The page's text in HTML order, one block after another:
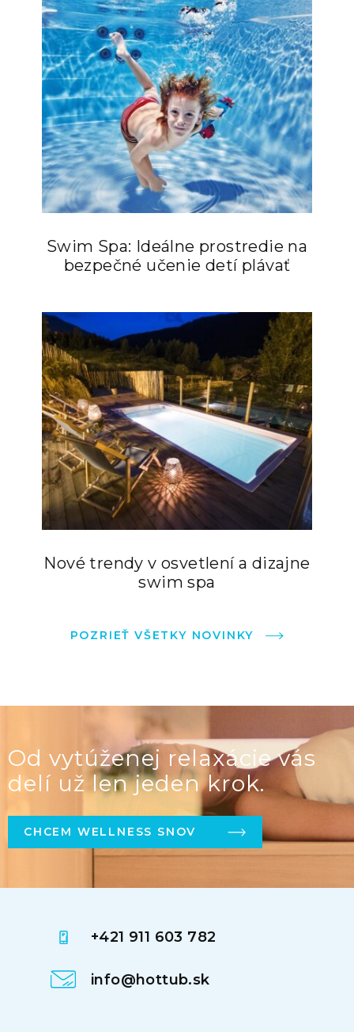
Swim Spa: Ideálne prostredie na
bezpečné učenie detí plávať
Nové trendy v osvetlení a dizajne
swim spa
POZRIEŤ VŠETKY NOVINKY
Od vytúženej relaxácie vás
delí už len jeden krok.
CHCEM WELLNESS SNOV
+421 911 603 782
info@hottub.sk